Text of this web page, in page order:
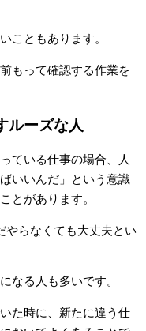
こともあります。
もって確認する作業を
ルーズな人
ている仕事の場合、人
いいんだ」という意識
とがあります。
やらなくても大丈夫とい
なる人も多いです。
た時に、新たに違う仕